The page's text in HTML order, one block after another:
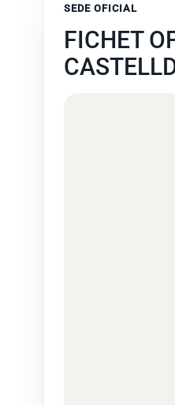
SEDE OFICIAL
FICHET